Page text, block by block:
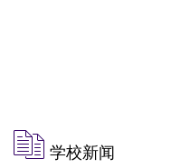
学校新闻